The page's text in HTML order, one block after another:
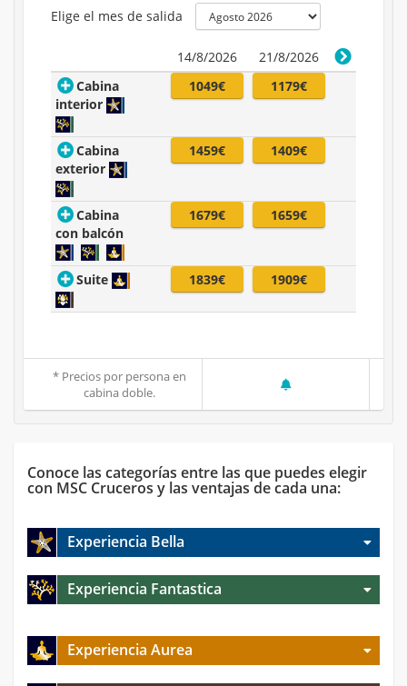
Elige el mes de salida
14/8/2026
21/8/2026
Cabina
interior
1049€ 1179€
Cabina
exterior
1459€ 1409€
Cabina
con balcón
1679€ 1659€
Suite 1839€ 1909€
* Precios por persona en
cabina doble.
Conoce las categorías entre las que puedes elegir
con MSC Cruceros y las ventajas de cada una:
Experiencia Bella
Experiencia Fantastica
Experiencia Aurea